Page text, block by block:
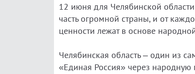
12 июня для Челябинской
часть огромной страны, и от
ценности лежат в основе
Челябинская область – один из
«Единая Россия» через народную